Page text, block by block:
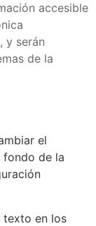
accesible
y serán
de la
el
de la
texto en los